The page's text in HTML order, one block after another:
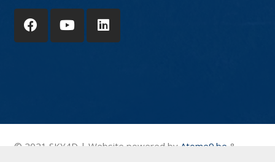
© 2021 SKY4D | Website powered by Atome9.be &